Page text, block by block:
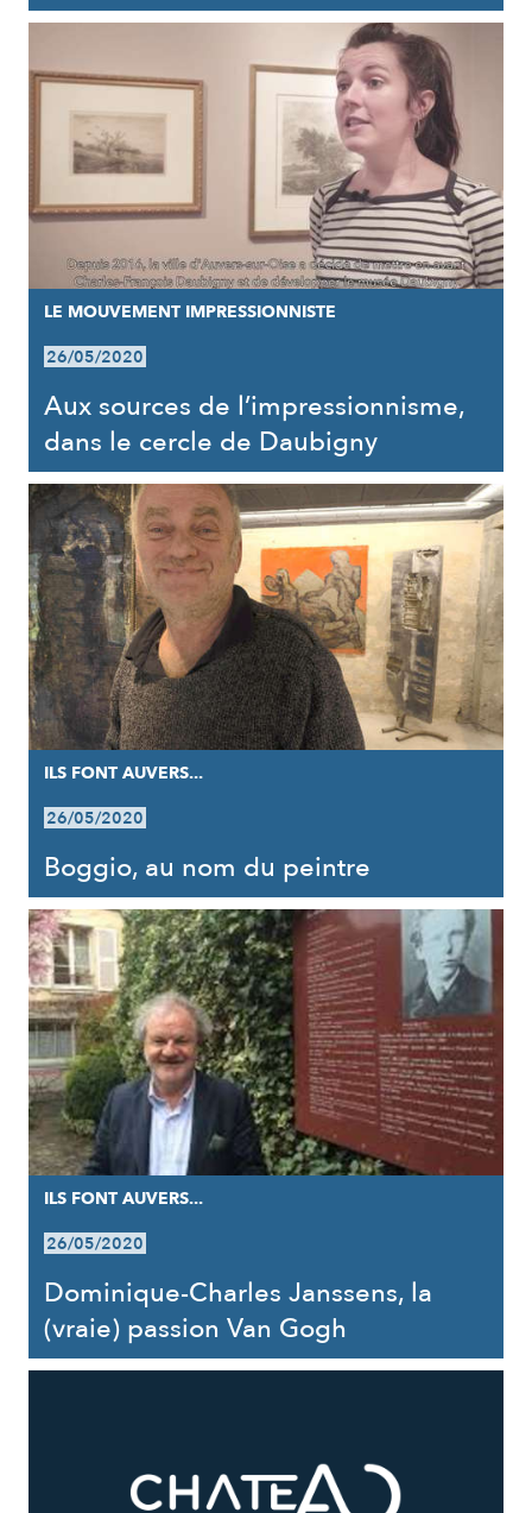
LE MOUVEMENT IMPRESSIONNISTE
26/05/2020
Aux sources de l’impressionnisme,
dans le cercle de Daubigny
ILS FONT AUVERS...
26/05/2020
Boggio, au nom du peintre
ILS FONT AUVERS...
26/05/2020
Dominique-Charles Janssens, la
(vraie) passion Van Gogh